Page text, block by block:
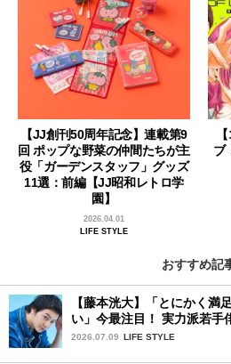
【JJ創刊50周年記念】連載第9
回 ポップな野菜の仲間たちが主
役「ガーデンスタッフ」グッズ
11選：前編【JJ昭和レトロ学
園】
2026.04.01
LIFE STYLE
ブ
おすすめ記
【藤本洸大】「とにかく満
い」今最注目！ 実力派若手
2026.07.09 LIFE STYLE